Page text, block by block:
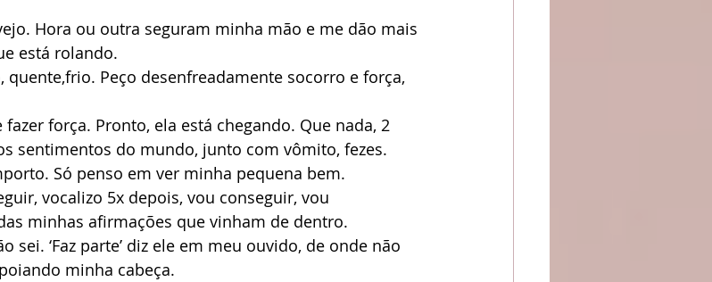
Hora ou outra seguram minha mão e me dão mais
está rolando.
quente,frio. Peço desenfreadamente socorro e força,
força. Pronto, ela está chegando. Que nada, 2
sentimentos do mundo, junto com vômito, fezes.
Só penso em ver minha pequena bem.
vocalizo 5x depois, vou conseguir, vou
minhas afirmações que vinham de dentro.
sei. ‘Faz parte’ diz ele em meu ouvido, de onde não
minha cabeça.